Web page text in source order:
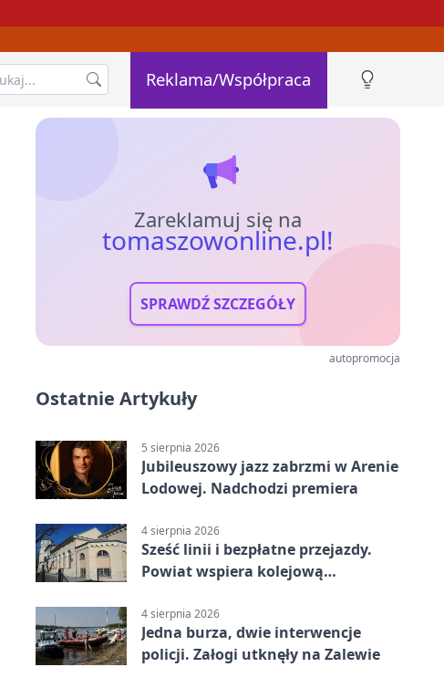
Reklama/Współpraca
Zareklamuj się na
tomaszowonline.pl!
SPRAWDŹ SZCZEGÓŁY
autopromocja
Ostatnie Artykuły
5 sierpnia 2026
Jubileuszowy jazz zabrzmi w Arenie
Lodowej. Nadchodzi premiera
4 sierpnia 2026
Sześć linii i bezpłatne przejazdy.
Powiat wspiera kolejową
4 sierpnia 2026
Jedna burza, dwie interwencje
policji. Załogi utknęły na Zalewie